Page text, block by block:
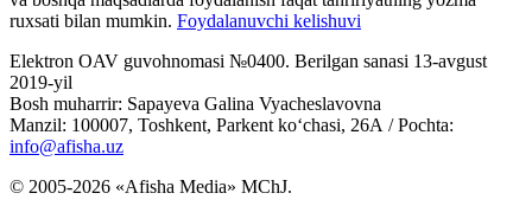
ruxsati bilan mumkin. Foydalanuvchi kelishuvi
Elektron OAV guvohnomasi №0400. Berilgan sanasi 13-avgust
2019-yil
Bosh muharrir: Sapayeva Galina Vyacheslavovna
Manzil: 100007, Toshkent, Parkent ko‘chasi, 26А / Pochta:
info@afisha.uz
© 2005-2026 «Afisha Media» MChJ.